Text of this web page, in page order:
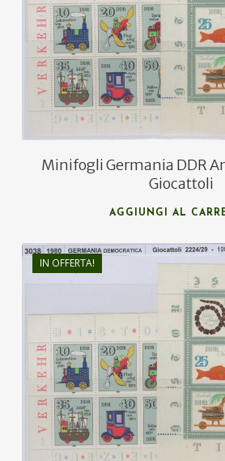
5,00
Minifogli Germania DDR
Giocattoli
AGGIUNGI AL
IN OFFERTA!
8,40
5,00